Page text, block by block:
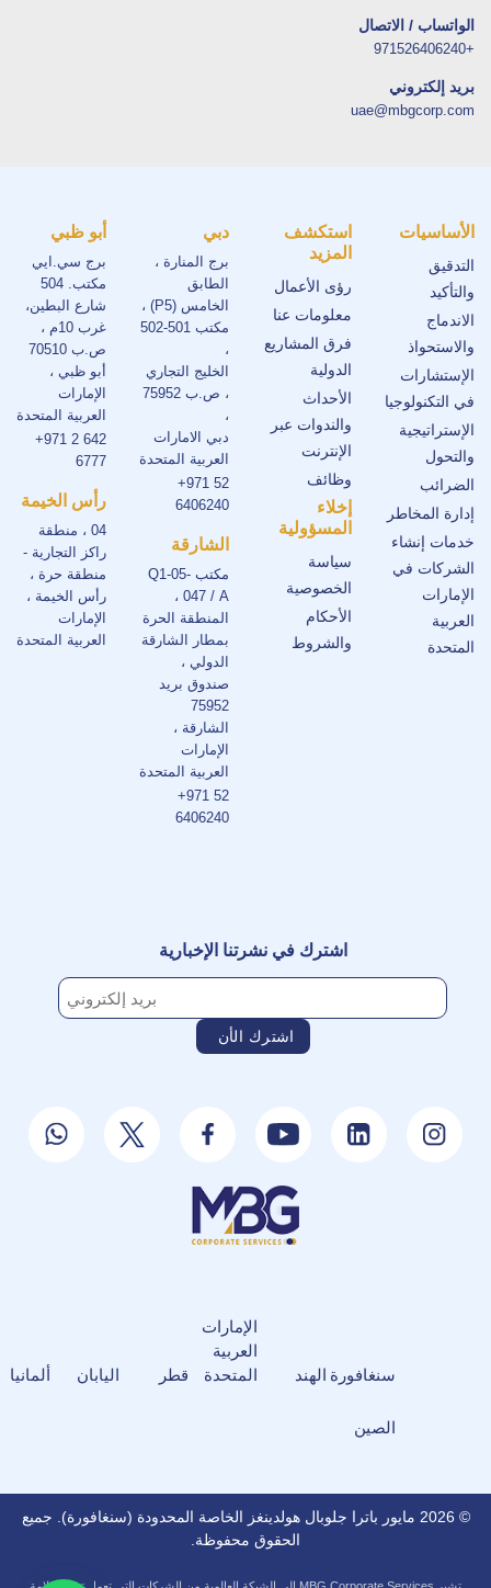
الواتساب / الاتصال
+971526406240
بريد إلكتروني
uae@mbgcorp.com
الأساسيات
التدقيق
والتأكيد
الاندماج
والاستحواذ
الإستشارات
في التكنولوجيا
الإستراتيجية
والتحول
الضرائب
إدارة المخاطر
خدمات إنشاء
الشركات في
الإمارات
العربية
المتحدة
استكشف
المزيد
رؤى الأعمال
معلومات عنا
فرق المشاريع
الدولية
الأحداث
والندوات عبر
الإنترنت
وظائف
إخلاء
المسؤولية
سياسة
الخصوصية
الأحكام
والشروط
دبي
برج المنارة ،
الطابق
الخامس (P5) ،
مكتب 501-502
،
الخليج التجاري
، ص.ب 75952
،
دبي الامارات
العربية المتحدة
+971 52
6406240
الشارقة
مكتب Q1-05-
047 / A ،
المنطقة الحرة
بمطار الشارقة
الدولي ،
صندوق بريد
75952
الشارقة ،
الإمارات
العربية المتحدة
+971 52
6406240
أبو ظبي
برج سي.ايي
مكتب. 504
شارع البطين،
غرب 10م ،
ص.ب 70510
أبو ظبي ،
الإمارات
العربية المتحدة
+971 2 642
6777
رأس الخيمة
04 ، منطقة
راكز التجارية -
منطقة حرة ،
رأس الخيمة ،
الإمارات
العربية المتحدة
اشترك في نشرتنا الإخبارية
سنغافورة الهند
الإمارات
العربية
المتحدة
قطر اليابان ألمانيا
الصين
© 2026 مايور باترا جلوبال هولدينغز الخاصة المحدودة (سنغافورة). جميع
الحقوق محفوظة.